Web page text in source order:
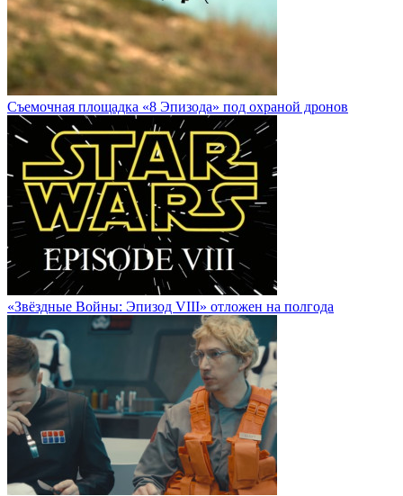
Cъемочная площадка «8 Эпизода» под охраной дронов
«Звёздные Войны: Эпизод VIII» отложен на полгода